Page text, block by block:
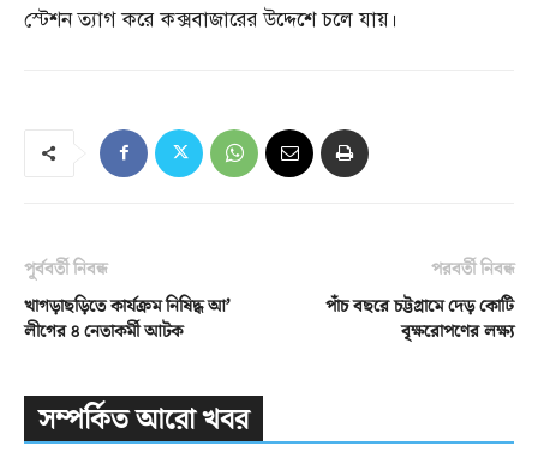
স্টেশন ত্যাগ করে কক্সবাজারের উদ্দেশে চলে যায়।
পূর্ববর্তী নিবন্ধ
খাগড়াছড়িতে কার্যক্রম নিষিদ্ধ আ’
লীগের ৪ নেতাকর্মী আটক
পরবর্তী নিবন্ধ
পাঁচ বছরে চট্টগ্রামে দেড় কোটি
বৃক্ষরোপণের লক্ষ্য
সম্পর্কিত আরো খবর